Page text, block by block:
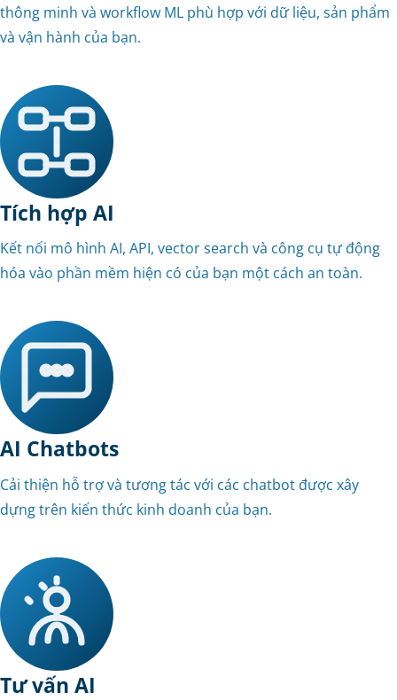
thông minh và workflow ML phù hợp với dữ liệu, sản phẩm
và vận hành của bạn.
Tích hợp AI
Kết nối mô hình AI, API, vector search và công cụ tự động
hóa vào phần mềm hiện có của bạn một cách an toàn.
AI Chatbots
Cải thiện hỗ trợ và tương tác với các chatbot được xây
dựng trên kiến thức kinh doanh của bạn.
Tư vấn AI